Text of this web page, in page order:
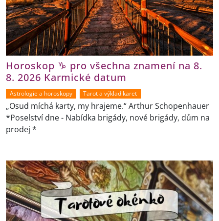
Horoskop ♑ pro všechna znamení na 8.
8. 2026 Karmické datum
Astrologie a horoskopy Tarot a výklad karet
„Osud míchá karty, my hrajeme.“ Arthur Schopenhauer
*Poselství dne - Nabídka brigády, nové brigády, dům na
prodej *